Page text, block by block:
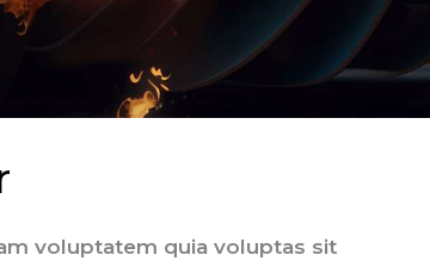
voluptatem quia voluptas sit